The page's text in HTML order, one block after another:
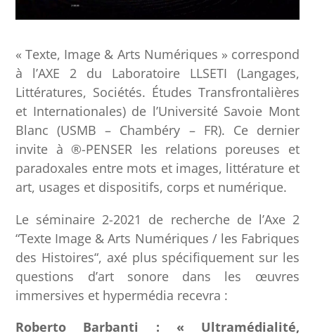
« Texte, Image & Arts Numériques » correspond
à l’AXE 2 du Laboratoire LLSETI (Langages,
Littératures, Sociétés. Études Transfrontalières
et Internationales) de l’Université Savoie Mont
Blanc (USMB – Chambéry – FR). Ce dernier
invite à ®-PENSER les relations poreuses et
paradoxales entre mots et images, littérature et
art, usages et dispositifs, corps et numérique.
Le séminaire 2-2021 de recherche de l’Axe 2
“Texte Image & Arts Numériques / les Fabriques
des Histoires“, axé plus spécifiquement sur les
questions d’art sonore dans les œuvres
immersives et hypermédia recevra :
Roberto Barbanti : « Ultramédialité,